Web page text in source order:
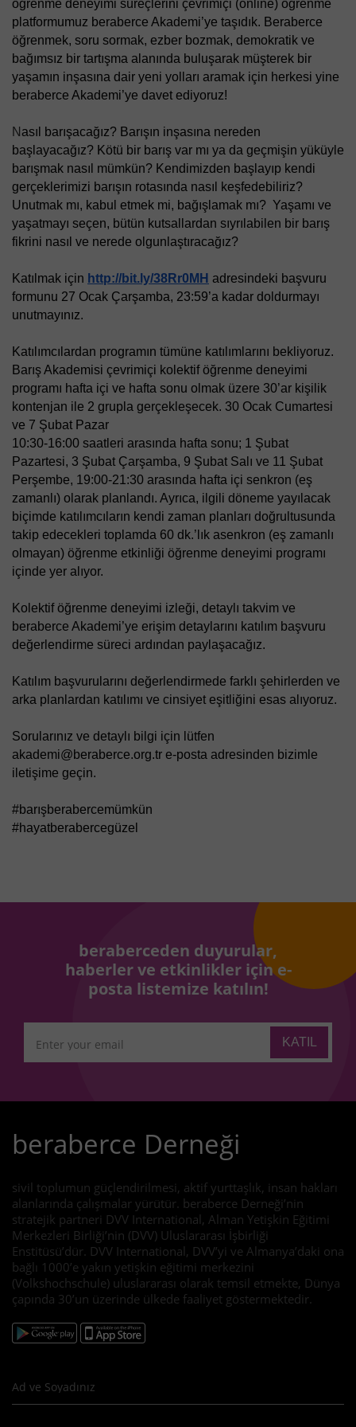
öğrenme deneyimi süreçlerini çevrimiçi (online) öğrenme
platformumuz beraberce Akademi’ye taşıdık. Beraberce
öğrenmek, soru sormak, ezber bozmak, demokratik ve
bağımsız bir tartışma alanında buluşarak müşterek bir
yaşamın inşasına dair yeni yolları aramak için herkesi yine
beraberce Akademi’ye davet ediyoruz!
Nasıl barışacağız? Barışın inşasına nereden
başlayacağız? Kötü bir barış var mı ya da geçmişin yüküyle
barışmak nasıl mümkün? Kendimizden başlayıp kendi
gerçeklerimizi barışın rotasında nasıl keşfedebiliriz?
Unutmak mı, kabul etmek mi, bağışlamak mı?  Yaşamı ve
yaşatmayı seçen, bütün kutsallardan sıyrılabilen bir barış
fikrini nasıl ve nerede olgunlaştıracağız?
Katılmak için http://bit.ly/38Rr0MH adresindeki başvuru
formunu 27 Ocak Çarşamba, 23:59’a kadar doldurmayı
unutmayınız.
Katılımcılardan programın tümüne katılımlarını bekliyoruz.
Barış Akademisi çevrimiçi kolektif öğrenme deneyimi
programı hafta içi ve hafta sonu olmak üzere 30’ar kişilik
kontenjan ile 2 grupla gerçekleşecek. 30 Ocak Cumartesi
ve 7 Şubat Pazar
10:30-16:00 saatleri arasında hafta sonu; 1 Şubat
Pazartesi, 3 Şubat Çarşamba, 9 Şubat Salı ve 11 Şubat
Perşembe, 19:00-21:30 arasında hafta içi senkron (eş
zamanlı) olarak planlandı. Ayrıca, ilgili döneme yayılacak
biçimde katılımcıların kendi zaman planları doğrultusunda
takip edecekleri toplamda 60 dk.’lık asenkron (eş zamanlı
olmayan) öğrenme etkinliği öğrenme deneyimi programı
içinde yer alıyor.
Kolektif öğrenme deneyimi izleği, detaylı takvim ve
beraberce Akademi’ye erişim detaylarını katılım başvuru
değerlendirme süreci ardından paylaşacağız.
Katılım başvurularını değerlendirmede farklı şehirlerden ve
arka planlardan katılımı ve cinsiyet eşitliğini esas alıyoruz.
akademi@beraberce.org.tr e-posta adresinden bizimle
iletişime geçin.
#barışberabercemümkün
#hayatberabercegüzel
beraberceden duyurular,
haberler ve etkinlikler için e-
posta listemize katılın!
beraberce Derneği
sivil toplumun güçlendirilmesi, aktif yurttaşlık, insan hakları
alanlarında çalışmalar yürütür. beraberce Derneği’nin
stratejik partneri DVV International, Alman Yetişkin Eğitimi
Merkezleri Birliği’nin (DVV) Uluslararası İşbirliği
Enstitüsü’dür. DVV International, DVV’yi ve Almanya’daki ona
bağlı 1000’e yakın yetişkin eğitimi merkezini
(Volkshochschule) uluslararası olarak temsil etmekte, Dünya
çapında 30’un üzerinde ülkede faaliyet göstermektedir.